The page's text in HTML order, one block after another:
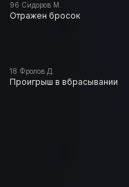
96 Сидоров М.
Отражен бросок
18 Фролов Д.
Проигрыш в вбрасывании